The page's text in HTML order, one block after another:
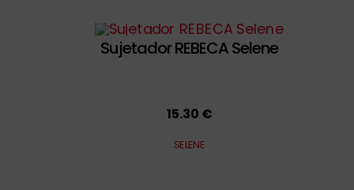
Sujetador REBECA Selene
15.30 €
SELENE